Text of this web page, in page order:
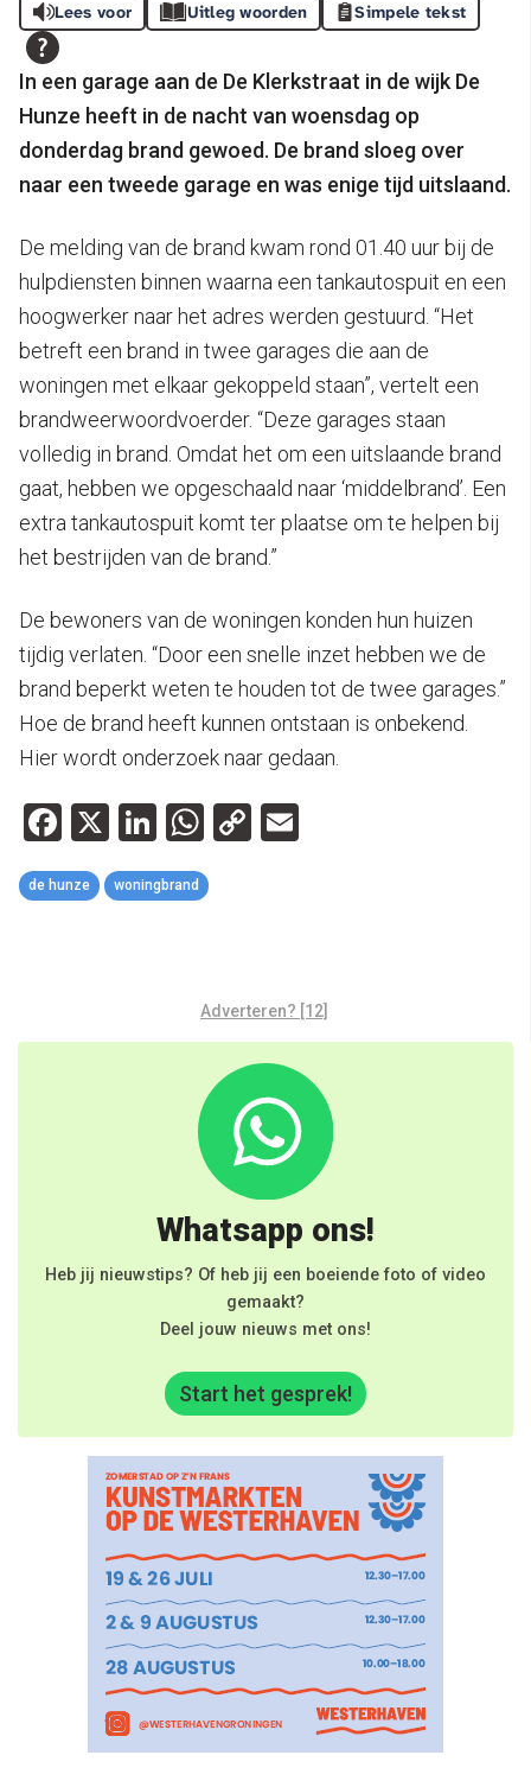
Lees voor Uitleg woorden Simpele tekst
In een garage aan de De Klerkstraat in de wijk De
Hunze heeft in de nacht van woensdag op
donderdag brand gewoed. De brand sloeg over
naar een tweede garage en was enige tijd uitslaand.
De melding van de brand kwam rond 01.40 uur bij de
hulpdiensten binnen waarna een tankautospuit en een
hoogwerker naar het adres werden gestuurd. “Het
betreft een brand in twee garages die aan de
woningen met elkaar gekoppeld staan”, vertelt een
brandweerwoordvoerder. “Deze garages staan
volledig in brand. Omdat het om een uitslaande brand
gaat, hebben we opgeschaald naar ‘middelbrand’. Een
extra tankautospuit komt ter plaatse om te helpen bij
het bestrijden van de brand.”
De bewoners van de woningen konden hun huizen
tijdig verlaten. “Door een snelle inzet hebben we de
brand beperkt weten te houden tot de twee garages.”
Hoe de brand heeft kunnen ontstaan is onbekend.
Hier wordt onderzoek naar gedaan.
Facebook
X LinkedIn
WhatsApp
Copy
de hunze woningbrand
Adverteren? [12]
Whatsapp ons!
Heb jij nieuwstips? Of heb jij een boeiende foto of video
gemaakt?
Deel jouw nieuws met ons!
Start het gesprek!